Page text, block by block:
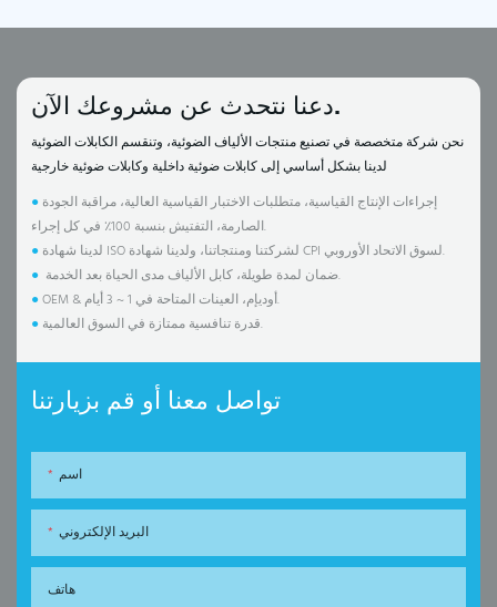
دعنا نتحدث عن مشروعك الآن.
نحن شركة متخصصة في تصنيع منتجات الألياف الضوئية، وتنقسم الكابلات الضوئية
● إجراءات الإنتاج القياسية، متطلبات الاختبار القياسية العالية، مراقبة الجودة
الصارمة، التفتيش بنسبة 100٪ في كل إجراء.
●
لدينا شهادة ISO لشركتنا ومنتجاتنا، ولدينا شهادة CPI لسوق الاتحاد الأوروبي.
●
ضمان لمدة طويلة، كابل الألياف مدى الحياة بعد الخدمة.
●
OEM & أوديإم، العينات المتاحة في 1 ~ 3 أيام.
●
قدرة تنافسية ممتازة في السوق العالمية.
تواصل معنا أو قم بزيارتنا
اسم
البريد الإلكتروني
هاتف